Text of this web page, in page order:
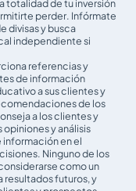
totalidad de tu inversión
perder. Infórmate
divisas y busca
independiente si
referencias y
de información
a sus clientes y
de los
a los clientes y
y análisis
en el
Ninguno de los
como un
resultados futuros, y